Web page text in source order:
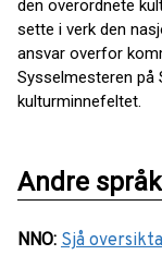
den overordnete
sette i verk den
ansvar overfor
Sysselmesteren på
kulturminnefeltet.
Andre språk
NNO: Sjå